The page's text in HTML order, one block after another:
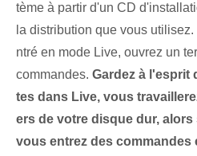
tème à partir d'un CD
la distribution que vous
ntré en mode Live, ouvrez un
commandes. Gardez à l'esprit
tes dans Live, vous
ers de votre disque dur,
vous entrez des commandes